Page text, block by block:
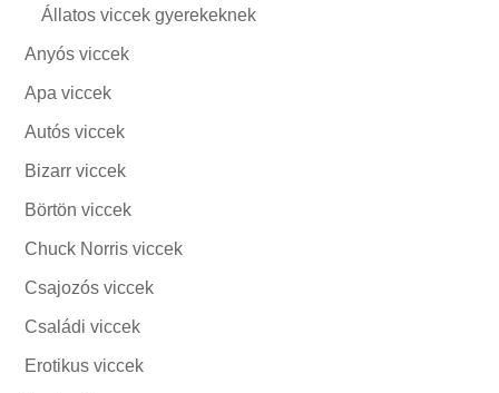
Állatos viccek gyerekeknek
Anyós viccek
Apa viccek
Autós viccek
Bizarr viccek
Börtön viccek
Chuck Norris viccek
Csajozós viccek
Családi viccek
Erotikus viccek